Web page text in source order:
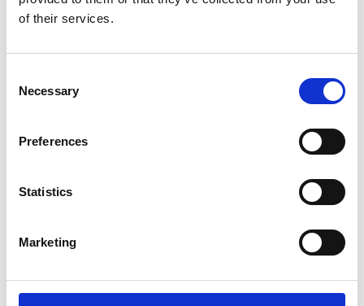
of their services.
Selection
Necessary
Preferences
Statistics
Marketing
Nel primo semestre è aumentata fortemente la